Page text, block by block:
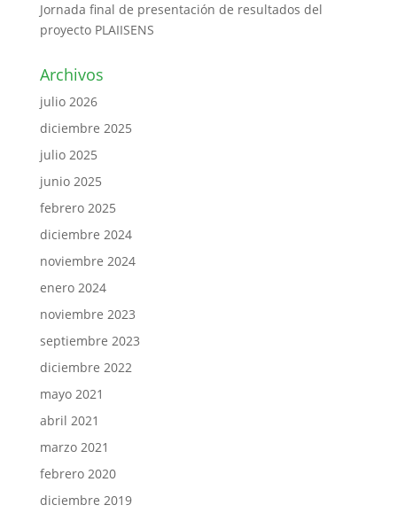
Jornada final de presentación de resultados del
proyecto PLAIISENS
Archivos
julio 2026
diciembre 2025
julio 2025
junio 2025
febrero 2025
diciembre 2024
noviembre 2024
enero 2024
noviembre 2023
septiembre 2023
diciembre 2022
mayo 2021
abril 2021
marzo 2021
febrero 2020
diciembre 2019